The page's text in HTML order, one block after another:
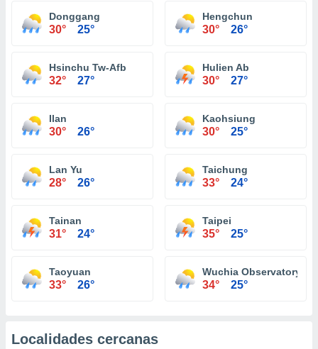
Donggang
30° 25°
Hengchun
30° 26°
Hsinchu Tw-Afb
32° 27°
Hulien Ab
30° 27°
Ilan
30° 26°
Kaohsiung
30° 25°
Lan Yu
28° 26°
Taichung
33° 24°
Tainan
31° 24°
Taipei
35° 25°
Taoyuan
33° 26°
Wuchia Observatory
34° 25°
Localidades cercanas